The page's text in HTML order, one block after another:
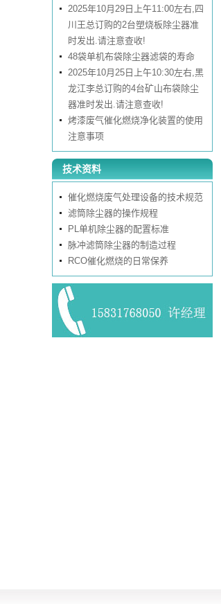
2025年10月29日上午11:00左右,四
川王总订购的2台塑烧板除尘器准
时发出.请注意查收!
48袋单机布袋除尘器滤袋的寿命
2025年10月25日上午10:30左右,黑
龙江李总订购的4台矿山布袋除尘
器准时发出.请注意查收!
烤漆废气催化燃烧净化装置的使用
注意事项
技术资料
催化燃烧废气处理设备的技术规范
滤筒除尘器的操作规程
PL单机除尘器的配置标准
脉冲滤筒除尘器的制造过程
RCO催化燃烧的日常保养